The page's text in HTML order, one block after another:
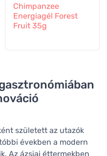
Chimpanzee
Energiagél Forest
Fruit 35g
született az utazók
években a modern
Az ázsiai éttermekben